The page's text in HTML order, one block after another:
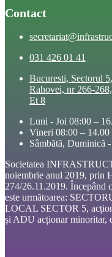
Contact
031 426 01 41
Bucuresti, Sectorul
Rahovei, nr 266-
Et 8
Luni - Joi 08:00 –
Vineri 08:00 – 14.00
Sâmbătă, Duminică
Societatea
noiembrie anul 2019, prin
274/26.11.2019. Începând
este următoarea:
LOCAL SECTOR 5,
și ADU acționar minoritar,